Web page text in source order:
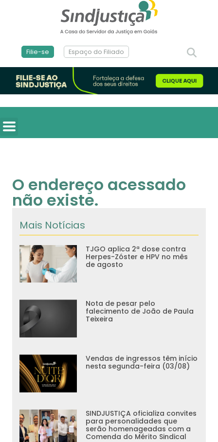
Filie-se Espaço do Filiado
O endereço acessado
não existe.
Mais Notícias
TJGO aplica 2ª dose contra
Herpes-Zóster e HPV no mês
de agosto
Nota de pesar pelo
falecimento de João de Paula
Teixeira
Vendas de ingressos têm início
nesta segunda-feira (03/08)
SINDJUSTIÇA oficializa convites
para personalidades que
serão homenageadas com a
Comenda do Mérito Sindical